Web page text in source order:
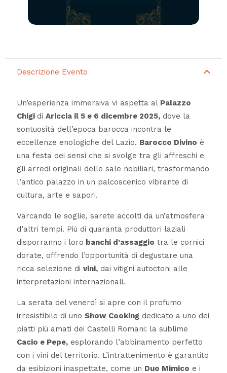
Descrizione Evento
Un’esperienza immersiva vi aspetta al Palazzo
Chigi di Ariccia il 5 e 6 dicembre 2025,dove la
sontuosità dell’epoca barocca incontra le
eccellenze enologiche del Lazio. Barocco Divino è
una festa dei sensi che si svolge tra gli affreschi e
gli arredi originali delle sale nobiliari, trasformando
l’antico palazzo in un palcoscenico vibrante di
cultura, arte e sapori.
Varcando le soglie, sarete accolti da un’atmosfera
d’altri tempi. Più di quaranta produttori laziali
disporranno i loro banchi d’assaggio tra le cornici
dorate, offrendo l’opportunità di degustare una
ricca selezione di vini,dai vitigni autoctoni alle
interpretazioni internazionali.
La serata del venerdì si apre con il profumo
irresistibile di uno Show Cookingdedicato a uno dei
piatti più amati dei Castelli Romani: la sublime
Cacio e Pepe,esplorando l’abbinamento perfetto
con i vini del territorio. L’intrattenimento è garantito
da esibizioni inaspettate, come un Duo Mimico e i